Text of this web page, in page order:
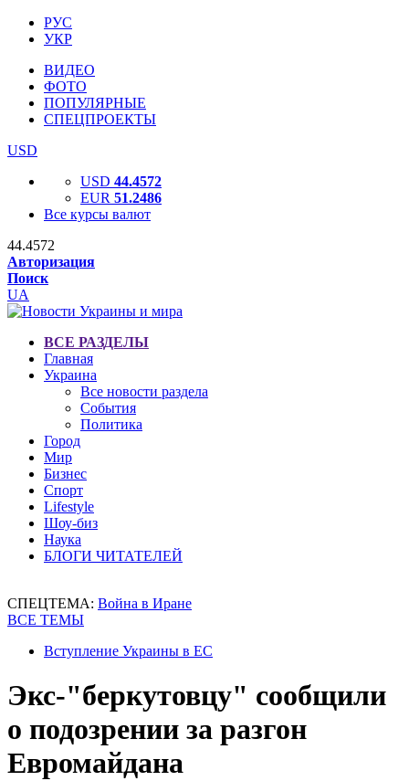
РУС
УКР
ВИДЕО
ФОТО
ПОПУЛЯРНЫЕ
СПЕЦПРОЕКТЫ
USD
USD 44.4572
EUR 51.2486
Все курсы валют
44.4572
Авторизация
Поиск
UA
ВСЕ РАЗДЕЛЫ
Главная
Украина
Все новости раздела
События
Политика
Город
Мир
Бизнес
Спорт
Lifestyle
Шоу-биз
Наука
БЛОГИ ЧИТАТЕЛЕЙ
СПЕЦТЕМА: Война в Иране
ВСЕ ТЕМЫ
Вступление Украины в ЕС
Экс-"беркутовцу" сообщили
о подозрении за разгон
Евромайдана